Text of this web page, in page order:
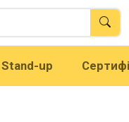
Stand-up